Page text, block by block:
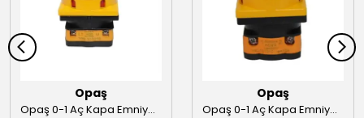
Opaş
Opaş 0-1 Aç Kapa Emniyetli Şalter 1X16 (66x66)
Opaş
Opaş 0-1 Aç Kapa Emniyetli Şalter 1X10 (49x49)